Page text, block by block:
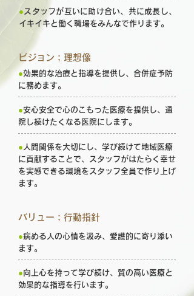
● スタッフが互いに助け合い、共に成長し、
イキイキと働く職場をみんなで作ります。
ビジョン；理想像
●効果的な治療と指導を提供し、合併症予防
に務めます。
●安心安全で心のこもった医療を提供し、通
院し続けたくなる医院にします。
● 人間関係を大切にし、学び続けて地域医療
に貢献することで、スタッフがはたらく幸せ
を実感できる環境をスタッフ全員で作り上げ
ます。
バリュー；行動指針
●病める人の心情を汲み、愛護的に寄り添い
ます。
●向上心を持って学び続け、質の高い医療と
効果的な指導を行います。